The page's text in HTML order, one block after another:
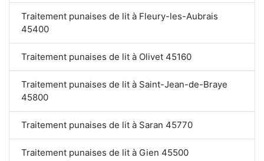
Traitement punaises de lit à Fleury-les-Aubrais
45400
Traitement punaises de lit à Olivet 45160
Traitement punaises de lit à Saint-Jean-de-Braye
45800
Traitement punaises de lit à Saran 45770
Traitement punaises de lit à Gien 45500